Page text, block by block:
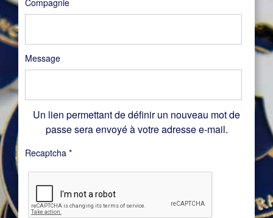
Compagnie
Message
Un lien permettant de définir un nouveau mot de
passe sera envoyé à votre adresse e-mail.
Recaptcha *